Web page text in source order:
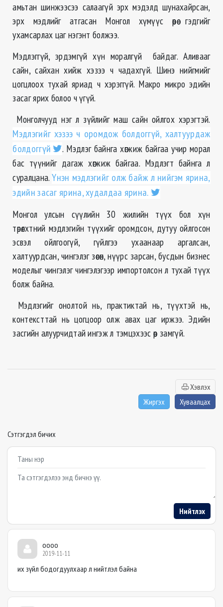
амьтан шинжээсээ салаагүй эрх мэдэлд шунахайрсан,
эрх мэдлийг атгасан Монгол хүмүүс өөрөө гэдгийг
ухамсарлах цаг нэгэнт болжээ.
Мэдлэггүй, эрдэмгүй хүн моралгүй байдаг. Аливааг
сайн, сайхан хийж хэзээ ч чадахгүй. Шинэ нийгмийг
цогцлоох тухай яриад ч хэрэггүй. Макро микро эдийн
засаг ярих болоо ч үгүй.
Монголчууд нэг л зүйлийг маш сайн ойлгох хэрэгтэй.
Мэдлэгийг хэзээ ч оромдож болдоггүй, халтуурдаж
болдоггүй
. Мэдлэг байнга хөгжиж байгаа учир морал
бас түүнийг дагаж хөгжиж байгаа. Мэдлэгт байнга л
суралцана.Үнэн мэдлэгийг олж байж л нийгэм ярина,
эдийн засаг ярина, худалдаа ярина.
Монгол улсын сүүлийн 30 жилийн түүх бол хүн
төрөлхтний мэдлэгийн түүхийг оромдсон, дутуу ойлгосон
эсвэл ойлгоогүй, гүйлгээ ухаанаар аргалсан,
халтуурдсан, чингэлэг зөөсөн, нүүрс зарсан, бусдын бизнес
моделыг чингэлэг чингэлэгээр импортолсон л тухай түүх
болж байна.
Мэдлэгийг онолтой нь, практиктай нь, түүхтэй нь,
контексттай нь цогцоор олж авах цаг иржээ. Эдийн
засгийн алуурчидтай ингэж л тэмцэхээс өөр замгүй.
Хэвлэх
Жиргэх
Хуваалцах
Сэтгэгдэл бичих
Example textarea
Нийтлэх
oooo
2019-11-11
их зүйл бодогдуулхаар л нийтлэл байна